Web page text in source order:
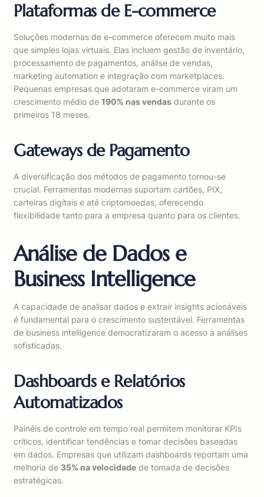
Plataformas de E-commerce
Soluções modernas de e-commerce oferecem muito mais
que simples lojas virtuais. Elas incluem gestão de inventário,
processamento de pagamentos, análise de vendas,
marketing automation e integração com marketplaces.
Pequenas empresas que adotaram e-commerce viram um
crescimento médio de 190% nas vendas durante os
primeiros 18 meses.
Gateways de Pagamento
A diversificação dos métodos de pagamento tornou-se
crucial. Ferramentas modernas suportam cartões, PIX,
carteiras digitais e até criptomoedas, oferecendo
flexibilidade tanto para a empresa quanto para os clientes.
Análise de Dados e
Business Intelligence
A capacidade de analisar dados e extrair insights acionáveis
é fundamental para o crescimento sustentável. Ferramentas
de business intelligence democratizaram o acesso a análises
sofisticadas.
Dashboards e Relatórios
Automatizados
Painéis de controle em tempo real permitem monitorar KPIs
críticos, identificar tendências e tomar decisões baseadas
em dados. Empresas que utilizam dashboards reportam uma
melhoria de 35% na velocidade de tomada de decisões
estratégicas.